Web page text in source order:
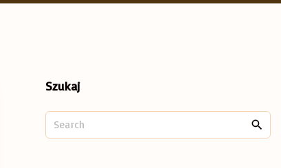
Szukaj
e